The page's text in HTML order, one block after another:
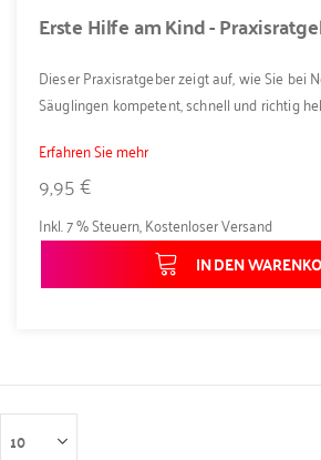
Erste Hilfe am Kind -
Dieser Praxisratgeber zeigt auf, wie Sie bei
Säuglingen kompetent, schnell und richtig
Erfahren Sie mehr
9,95 €
Inkl. 7 % Steuern,Kostenloser Versand
IN DEN